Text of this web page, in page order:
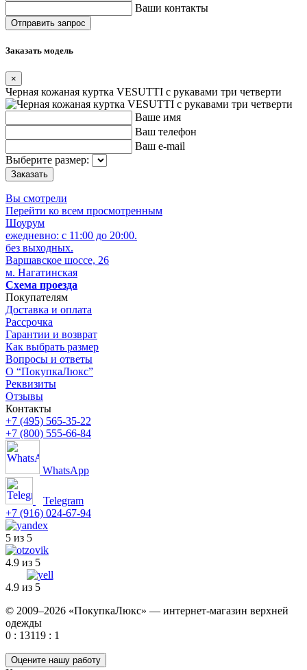
Ваши контакты
Заказать модель
×
Черная кожаная куртка VESUTTI с рукавами три четверти
Ваше имя
Ваш телефон
Ваш e-mail
Выберите размер:
Вы смотрели
Перейти ко всем просмотренным
Шоурум
ежедневно: с 11:00 до 20:00.
без выходных.
Варшавское шоссе, 26
м. Нагатинская
Схема проезда
Покупателям
Доставка и оплата
Рассрочка
Гарантии и возврат
Как выбрать размер
Вопросы и ответы
О “ПокупкаЛюкс”
Реквизиты
Отзывы
Контакты
+7 (495) 565-35-22
+7 (800) 555-66-84
WhatsApp
Telegram
+7 (916) 024-67-94
5 из 5
4.9 из 5
4.9 из 5
© 2009–2026 «ПокупкаЛюкс» — интернет-магазин верхней
одежды
0 : 13119 : 1
Оцените нашу работу